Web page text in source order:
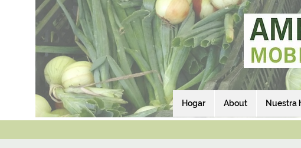
Hogar About Nuestra